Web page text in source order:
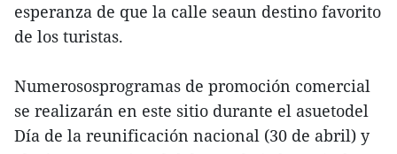
esperanza de que la calle seaun destino favorito
de los turistas.
Numerososprogramas de promoción comercial
se realizarán en este sitio durante el asuetodel
Día de la reunificación nacional (30 de abril) y